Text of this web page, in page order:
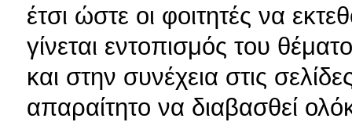
έτσι ώστε οι φοιτητές να
γίνεται εντοπισμός του
και στην συνέχεια στις
απαραίτητο να διαβασθεί